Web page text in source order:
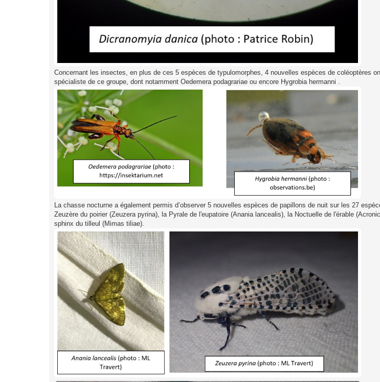
Concernant les insectes, en plus de ces 5 espèces de typulomorphes, 4 nouvelles espèces de coléoptères
spécialiste de ce groupe, dont notamment Oedemera podagrariae ou encore Hygrobia hermanni .
La chasse nocturne a également permis d’observer 5 nouvelles espèces de papillons de nuit sur les 27
Zeuzère du poirier (Zeuzera pyrina), la Pyrale de l'eupatoire (Anania lancealis), la Noctuelle de l'érable
sphinx du tilleul (Mimas tiliae).